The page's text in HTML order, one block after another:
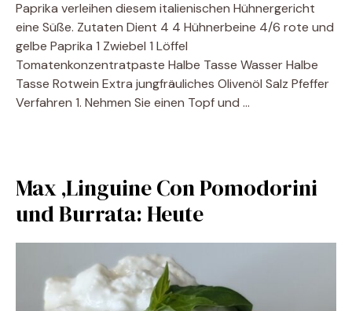
Paprika verleihen diesem italienischen Hühnergericht
eine Süße. Zutaten Dient 4 4 Hühnerbeine 4/6 rote und
gelbe Paprika 1 Zwiebel 1 Löffel
Tomatenkonzentratpaste Halbe Tasse Wasser Halbe
Tasse Rotwein Extra jungfräuliches Olivenöl Salz Pfeffer
Verfahren 1. Nehmen Sie einen Topf und …
Max ‚Linguine Con Pomodorini
und Burrata: Heute